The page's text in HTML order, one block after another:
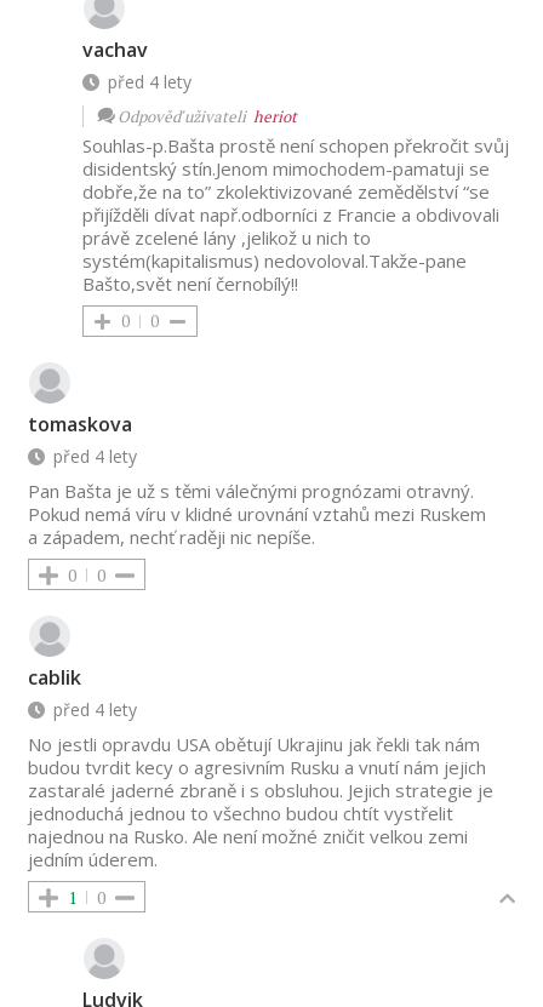
vachav
před 4 lety
Odpověď uživateliheriot
Souhlas-p.Bašta prostě není schopen překročit svůj
disidentský stín.Jenom mimochodem-pamatuji se
dobře,že na to” zkolektivizované zemědělství “se
přijížděli dívat např.odborníci z Francie a obdivovali
právě zcelené lány ,jelikož u nich to
systém(kapitalismus) nedovoloval.Takže-pane
Bašto,svět není černobílý!!
0 0
tomaskova
před 4 lety
Pan Bašta je už s těmi válečnými prognózami otravný.
Pokud nemá víru v klidné urovnání vztahů mezi Ruskem
a západem, nechť raději nic nepíše.
0 0
cablik
před 4 lety
No jestli opravdu USA obětují Ukrajinu jak řekli tak nám
budou tvrdit kecy o agresivním Rusku a vnutí nám jejich
zastaralé jaderné zbraně i s obsluhou. Jejich strategie je
jednoduchá jednou to všechno budou chtít vystřelit
najednou na Rusko. Ale není možné zničit velkou zemi
jedním úderem.
1 0
Ludvik